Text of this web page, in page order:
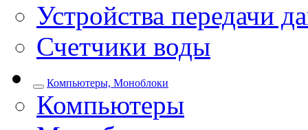
Устройства передачи
Счетчики воды
Компьютеры, Моноблоки
Компьютеры